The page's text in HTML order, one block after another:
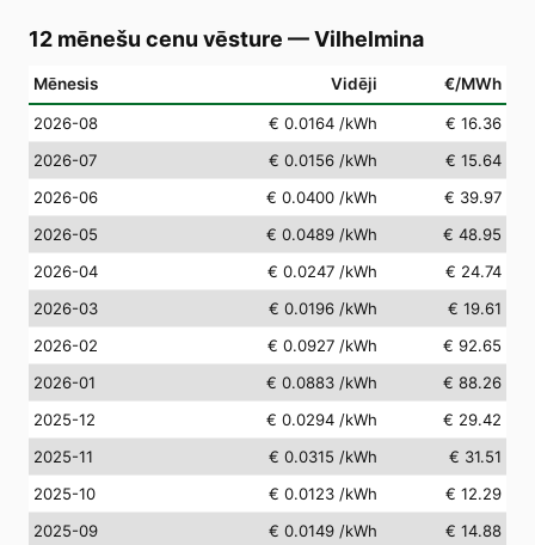
12 mēnešu cenu vēsture —Vilhelmina
Mēnesis Vidēji €/MWh
2026-08 € 0.0164 /kWh
€ 16.36
2026-07
€ 0.0156 /kWh
€ 15.64
2026-06
€ 0.0400 /kWh
€ 39.97
2026-05
€ 0.0489 /kWh
€ 48.95
2026-04
€ 0.0247 /kWh
€ 24.74
2026-03
€ 0.0196 /kWh
€ 19.61
2026-02
€ 0.0927 /kWh
€ 92.65
2026-01
€ 0.0883 /kWh
€ 88.26
2025-12
€ 0.0294 /kWh
€ 29.42
2025-11
€ 0.0315 /kWh
€ 31.51
2025-10
€ 0.0123 /kWh
€ 12.29
2025-09
€ 0.0149 /kWh € 14.88